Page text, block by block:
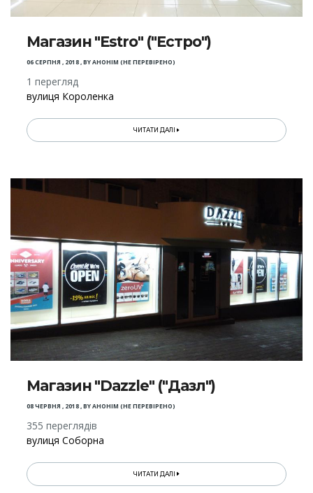
Магазин "Estro" ("Естро")
06 СЕРПНЯ , 2018,BYАНОНІМ (НЕ ПЕРЕВІРЕНО)
1 перегляд
вулиця Короленка
ЧИТАТИ ДАЛІ
Магазин "Dazzle" ("Дазл")
08 ЧЕРВНЯ , 2018,BYАНОНІМ (НЕ ПЕРЕВІРЕНО)
355 переглядів
вулиця Соборна
ЧИТАТИ ДАЛІ